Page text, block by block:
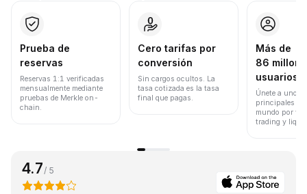
Prueba de
reservas
Reservas 1:1 verificadas
mensualmente mediante
pruebas de Merkle on-
chain.
Cero tarifas por
conversión
Sin cargos ocultos. La
tasa cotizada es la tasa
final que pagas.
Más de
86
usuarios
Únete a uno
principales
mundo por
trading y
4.7 / 5